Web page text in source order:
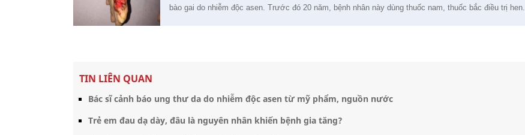
bào gai do nhiễm độc asen. Trước đó 20 năm, bệnh nhân này dùng thuốc nam, thuốc bắc điều trị hen.
TIN LIÊN QUAN
Bác sĩ cảnh báo ung thư da do nhiễm độc asen từ mỹ phẩm, nguồn nước
Trẻ em đau dạ dày, đâu là nguyên nhân khiến bệnh gia tăng?